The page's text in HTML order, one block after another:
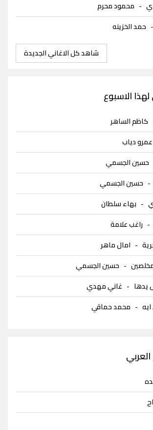
- محمود محرم
- حمد الخزينه
شاهد كل الاغاني الجديدة
الاسبوع
كاظم الساهر
عمرو دياب
حسين الجسمي
- حسين الجسمي
- بهاء سلطان
- راغب علامة
- امال ماهر
- حسين الجسمي
يدها - غاني مهدي
- محمد حماقي